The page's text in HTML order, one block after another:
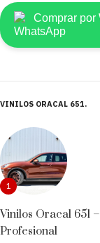
Comprar por
VINILOS ORACAL 651
1
Vinilos Oracal 651
Profesional